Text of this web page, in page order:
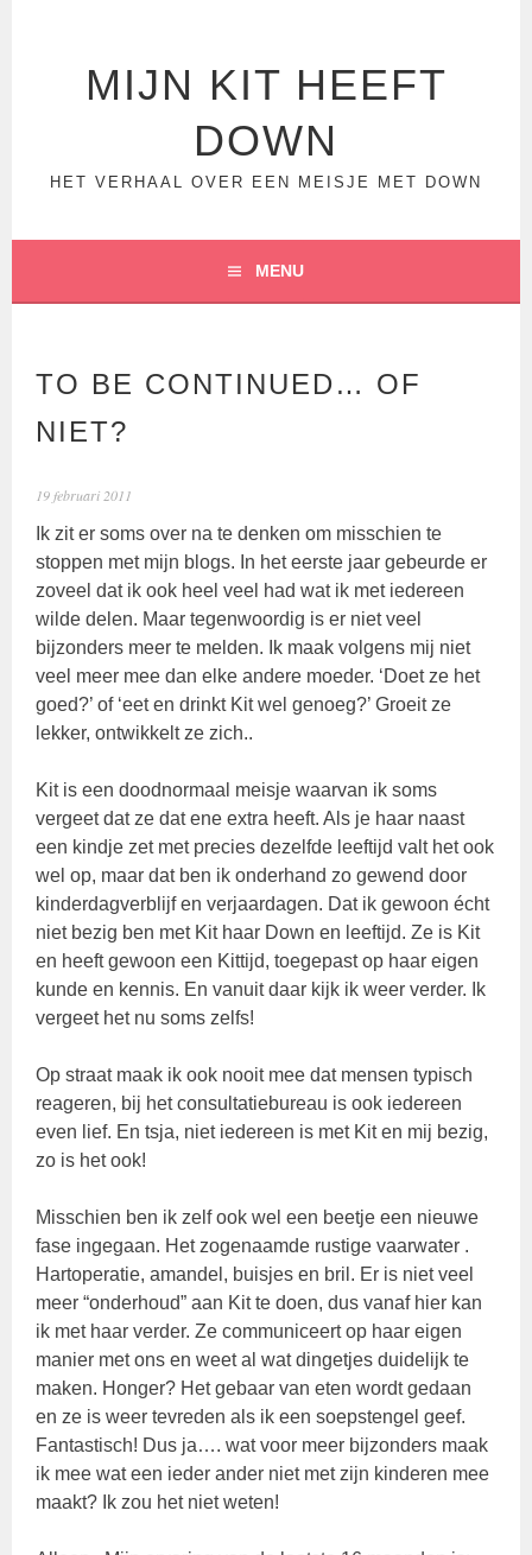
MIJN KIT HEEFT
DOWN
HET VERHAAL OVER EEN MEISJE MET DOWN
MENU
TO BE CONTINUED… OF
NIET?
19 februari 2011
Ik zit er soms over na te denken om misschien te
stoppen met mijn blogs. In het eerste jaar gebeurde er
zoveel dat ik ook heel veel had wat ik met iedereen
wilde delen. Maar tegenwoordig is er niet veel
bijzonders meer te melden. Ik maak volgens mij niet
veel meer mee dan elke andere moeder. ‘Doet ze het
goed?’ of ‘eet en drinkt Kit wel genoeg?’ Groeit ze
lekker, ontwikkelt ze zich..
Kit is een doodnormaal meisje waarvan ik soms
vergeet dat ze dat ene extra heeft. Als je haar naast
een kindje zet met precies dezelfde leeftijd valt het ook
wel op, maar dat ben ik onderhand zo gewend door
kinderdagverblijf en verjaardagen. Dat ik gewoon écht
niet bezig ben met Kit haar Down en leeftijd. Ze is Kit
en heeft gewoon een Kittijd, toegepast op haar eigen
kunde en kennis. En vanuit daar kijk ik weer verder. Ik
vergeet het nu soms zelfs!
Op straat maak ik ook nooit mee dat mensen typisch
reageren, bij het consultatiebureau is ook iedereen
even lief. En tsja, niet iedereen is met Kit en mij bezig,
zo is het ook!
Misschien ben ik zelf ook wel een beetje een nieuwe
fase ingegaan. Het zogenaamde rustige vaarwater .
Hartoperatie, amandel, buisjes en bril. Er is niet veel
meer “onderhoud” aan Kit te doen, dus vanaf hier kan
ik met haar verder. Ze communiceert op haar eigen
manier met ons en weet al wat dingetjes duidelijk te
maken. Honger? Het gebaar van eten wordt gedaan
en ze is weer tevreden als ik een soepstengel geef.
Fantastisch! Dus ja…. wat voor meer bijzonders maak
ik mee wat een ieder ander niet met zijn kinderen mee
maakt? Ik zou het niet weten!